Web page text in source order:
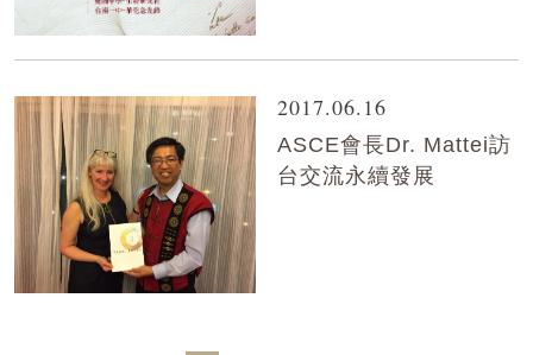
2017.06.16
ASCE會長Dr. Mattei訪
台交流永續發展